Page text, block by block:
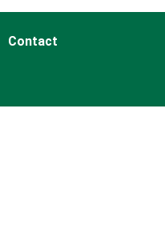
Contact